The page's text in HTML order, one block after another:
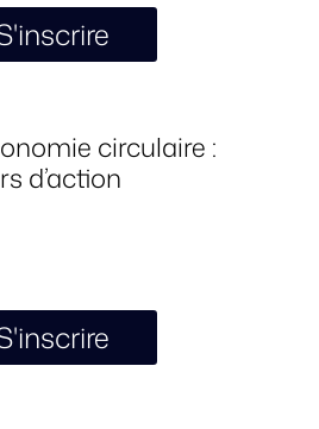
circulaire :
d’action